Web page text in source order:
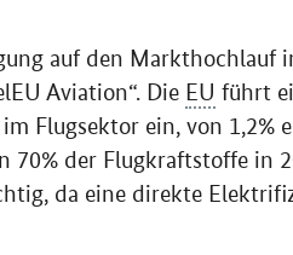
auf den Markthochlauf
Aviation“. Die EU führt
Flugsektor ein, von 1,2%
70% der Flugkraftstoffe in
da eine direkte